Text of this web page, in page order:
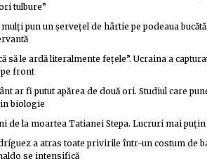
tulbure”
pun un șervețel de hârtie pe podeaua
să le ardă literalmente fețele”. Ucraina a
front
ar fi putut apărea de două ori. Studiul care
biologie
de la moartea Tatianei Stepa. Lucruri mai
a atras toate privirile într-un costum de
se intensifică